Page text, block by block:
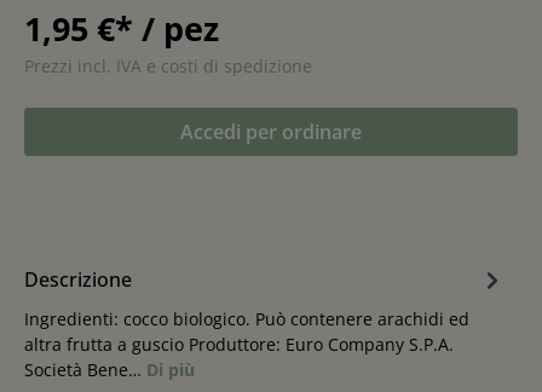
1,95 €* / pez
Prezzi incl. IVA e costi di spedizione
Accedi per ordinare
Descrizione
Ingredienti: cocco biologico. Può contenere arachidi ed
altra frutta a guscio Produttore: Euro Company S.P.A.
Società Bene… Di più